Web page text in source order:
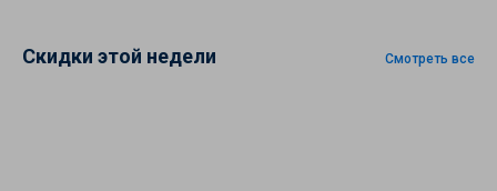
Скидки этой недели Смотреть все